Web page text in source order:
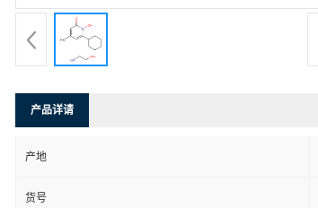
产品详请
产地
货号